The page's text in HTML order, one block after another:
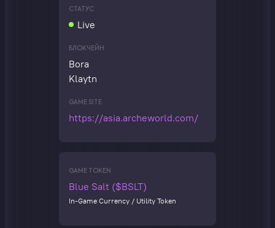
СТАТУС
Live
БЛОКЧЕЙН
Bora
Klaytn
GAME SITE
https://asia.archeworld.com/
GAME TOKEN
Blue Salt ($BSLT)
In-Game Currency / Utility Token